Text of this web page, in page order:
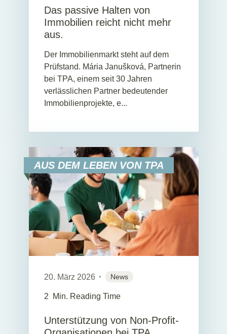
Das passive Halten von
Immobilien reicht nicht mehr
aus.
Der Immobilienmarkt steht auf dem
Prüfstand. Mária Janušková, Partnerin
bei TPA, einem seit 30 Jahren
verlässlichen Partner bedeutender
Immobilienprojekte, e...
AUS DEM LEBEN VON TPA
20. März 2026 News
2 Min. Reading Time
Unterstützung von Non-Profit-